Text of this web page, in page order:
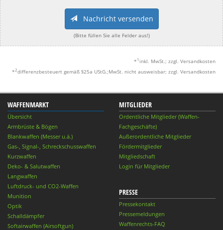
Nachricht versenden
(Bitte füllen Sie alle Felder aus!)
* 1 inkl. MwSt.; zzgl. Versandkosten
*2differenzbesteuert gemäß §25a UStG.;MwSt. nicht ausweisbar; zzgl. Versandkosten
WAFFENMARKT
Übersicht
Armbrüste & Bögen
Blankwaffen (Messer u.ä.)
Gas-, Signal-, Schreckschusswaffen
Kurzwaffen
Deko- & Salutwaffen
Langwaffen
Luftdruck- und CO2-Waffen
Munition
Optik
Schalldämpfer
Softairwaffen (Airsoftgun)
MITGLIEDER
Ordentliche Mitglieder (Waffen-
Fachgeschäfte)
Außerordentliche Mitglieder
Fördermitglieder
Mitgliedschaft
Login für Mitglieder
PRESSE
Pressekontakt
Pressemeldungen
Waffenrechts-FAQ